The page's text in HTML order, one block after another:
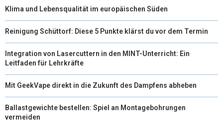
Klima und Lebensqualität im europäischen Süden
Reinigung Schüttorf: Diese 5 Punkte klärst du vor dem Termin
Integration von Lasercuttern in den MINT-Unterricht: Ein
Leitfaden für Lehrkräfte
Mit GeekVape direkt in die Zukunft des Dampfens abheben
Ballastgewichte bestellen: Spiel an Montagebohrungen
vermeiden